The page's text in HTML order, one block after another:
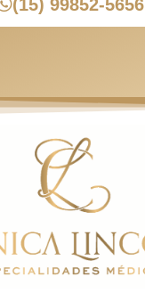
(15) 99852-5656